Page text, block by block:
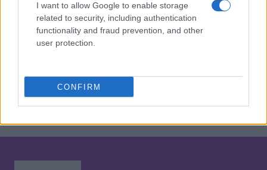
I want to allow Google to enable storage
related to security, including authentication
functionality and fraud prevention, and other
user protection.
CONFIRM
Ideas creativas de tapas para acompañar vermut y
bebidas sin alcohol
Tortilla de piadina: receta rápida y sabrosa para todos
los gustos
5 Cómo preparar sándwich de reuben deconstruido